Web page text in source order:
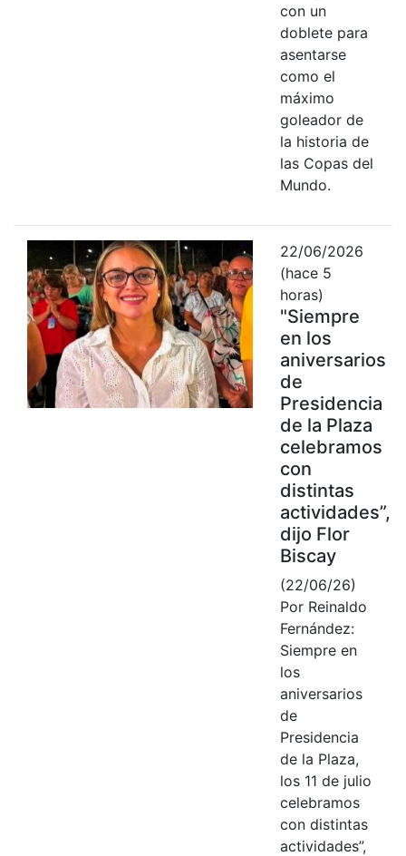
con un
doblete para
asentarse
como el
máximo
goleador de
la historia de
las Copas del
Mundo.
22/06/2026
(hace 5
horas)
"Siempre
en los
aniversarios
de
Presidencia
de la Plaza
celebramos
con
distintas
actividades”,
dijo Flor
Biscay
(22/06/26)
Por Reinaldo
Fernández:
Siempre en
los
aniversarios
de
Presidencia
de la Plaza,
los 11 de julio
celebramos
con distintas
actividades”,